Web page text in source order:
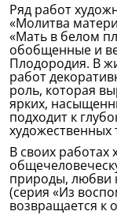
Ряд работ
«Молитва
«Мать в белом
обобщенные и
Плодородия. В
работ
роль, которая
ярких,
подходит к
художественных
В своих работах
природы, любви
(серия «Из
возвращается к